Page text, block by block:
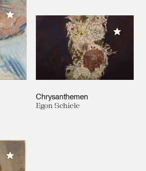
Meiner Sammlung hinzufügen
Chrysanthemen
Egon Schiele
Meiner
Meiner Sammlung hinzufügen